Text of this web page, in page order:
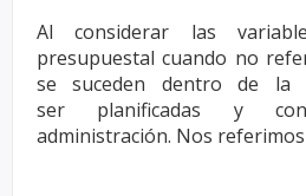
Al considerar las
presupuestal cuando no
se suceden dentro de la
ser planificadas y
administración. Nos referimos